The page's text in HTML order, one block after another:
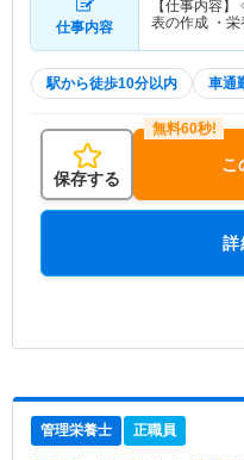
仕事内容
【仕事内容
表の作成 ・
駅から徒歩10分以内 車通
保存する
こ
詳
管理栄養士 正職員